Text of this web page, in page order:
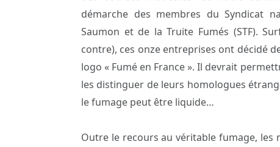
démarche des membres du Syndicat
Saumon et de la Truite Fumés (STF).
contre), ces onze entreprises ont décidé
logo « Fumé en France ». Il devrait
les distinguer de leurs homologues
le fumage peut être liquide…
Outre le recours au véritable fumage, les